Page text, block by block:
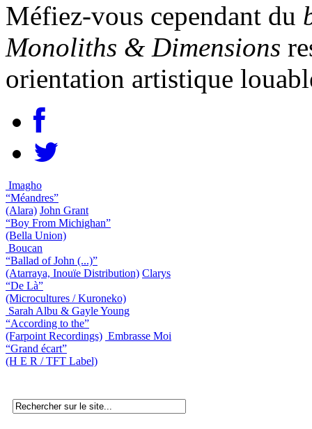
Méfiez-vous cependant du
Monoliths & Dimensions
orientation artistique
Imagho
“Méandres”
(Alara) John Grant
“Boy From Michighan”
(Bella Union)
Boucan
“Ballad of John (...)”
(Atarraya, Inouïe Distribution) Clarys
“De Là”
(Microcultures / Kuroneko)
Sarah Albu & Gayle Young
“According to the”
(Farpoint Recordings) Embrasse Moi
“Grand écart”
(H E R / TFT Label)